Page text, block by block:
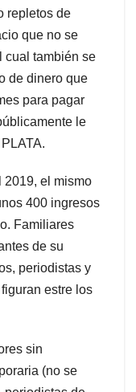
repletos de
que no se
cual también se
de dinero que
para pagar
le
2019, el mismo
400 ingresos
Familiares
de su
periodistas y
estre los
sin
(no se